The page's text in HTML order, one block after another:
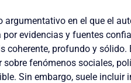
argumentativo en el que el
por evidencias y fuentes
coherente, profundo y
sobre fenómenos sociales,
Sin embargo, suele incluir